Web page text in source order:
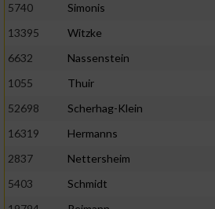
5740
Simonis
13395
Witzke
6632
Nassenstein
1055
Thuir
52698
Scherhag-Klein
16319
Hermanns
2837
Nettersheim
5403
Schmidt